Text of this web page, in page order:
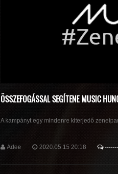
ÖSSZEFOGÁSSAL SEGÍTENE MUSIC
A kampányt egy mindenre kiterjedő
Adee 2020.05.15 20:18